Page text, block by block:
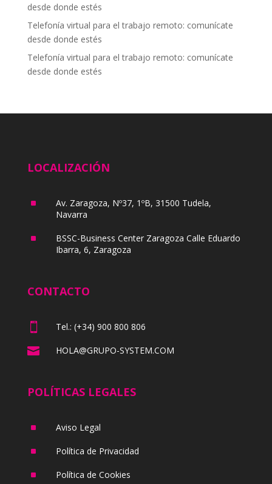
desde donde estés
Telefonía virtual para el trabajo remoto: comunícate
desde donde estés
Telefonía virtual para el trabajo remoto: comunícate
desde donde estés
LOCALIZACIÓN
^
Av. Zaragoza, Nº37, 1ºB, 31500 Tudela,
Navarra
^
BSSC-Business Center Zaragoza Calle Eduardo
Ibarra, 6, Zaragoza
CONTACTO
 Tel.: (+34) 900 800 806
 HOLA@GRUPO-SYSTEM.COM
POLÍTICAS LEGALES
^ Aviso Legal
^ Política de Privacidad
^ Política de Cookies